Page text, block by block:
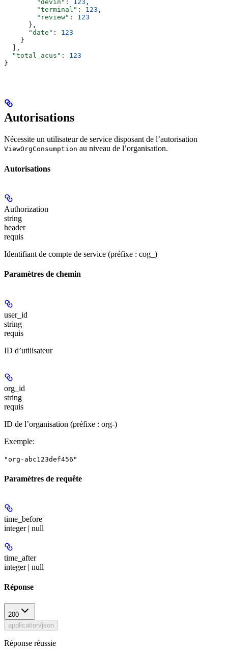
        "devin"
: 123 ,
        "terminal"
: 123 ,
        "review"
: 123
      },
      "date"
: 123
    }
  ],
  "total_acus"
: 123
}
Autorisations
Nécessite un utilisateur de service disposant de l’autorisation
ViewOrgConsumption au niveau de l’organisation.
Autorisations
Authorization
string
header
requis
Identifiant de compte de service (préfixe : cog_)
Paramètres de chemin
user_id
string
requis
ID d’utilisateur
org_id
string
requis
ID de l’organisation (préfixe : org-)
Exemple:
"org-abc123def456"
Paramètres de requête
time_before
integer | null
time_after
integer | null
Réponse
200
application/json
Réponse réussie